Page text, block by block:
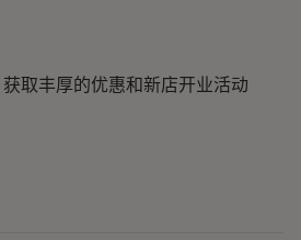
取丰厚的优惠和新店开业活动